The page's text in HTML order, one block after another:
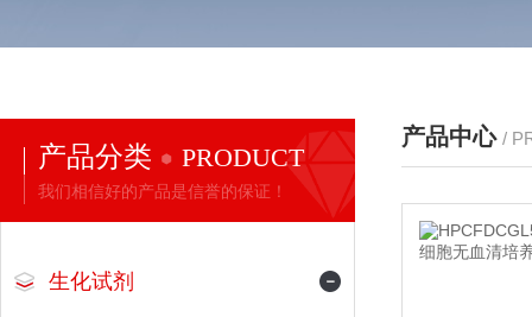
产品分类 PRODUCT
我们相信好的产品是信誉的保证！
生化试剂
产品中心 /